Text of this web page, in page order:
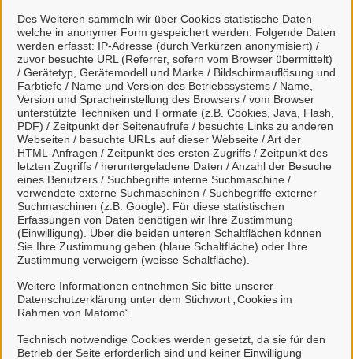
Des Weiteren sammeln wir über Cookies statistische Daten
welche in anonymer Form gespeichert werden. Folgende Daten
werden erfasst: IP-Adresse (durch Verkürzen anonymisiert) /
zuvor besuchte URL (Referrer, sofern vom Browser übermittelt)
/ Gerätetyp, Gerätemodell und Marke / Bildschirmauflösung und
Farbtiefe / Name und Version des Betriebssystems / Name,
Version und Spracheinstellung des Browsers / vom Browser
unterstützte Techniken und Formate (z.B. Cookies, Java, Flash,
PDF) / Zeitpunkt der Seitenaufrufe / besuchte Links zu anderen
Webseiten / besuchte URLs auf dieser Webseite / Art der
HTML-Anfragen / Zeitpunkt des ersten Zugriffs / Zeitpunkt des
letzten Zugriffs / heruntergeladene Daten / Anzahl der Besuche
eines Benutzers / Suchbegriffe interne Suchmaschine /
verwendete externe Suchmaschinen / Suchbegriffe externer
Suchmaschinen (z.B. Google). Für diese statistischen
Erfassungen von Daten benötigen wir Ihre Zustimmung
(Einwilligung). Über die beiden unteren Schaltflächen können
Sie Ihre Zustimmung geben (blaue Schaltfläche) oder Ihre
Zustimmung verweigern (weisse Schaltfläche).
Weitere Informationen entnehmen Sie bitte unserer
Datenschutzerklärung unter dem Stichwort „Cookies im
Rahmen von Matomo“.
Technisch notwendige Cookies werden gesetzt, da sie für den
Betrieb der Seite erforderlich sind und keiner Einwilligung
Viele Leistungen sind an unseren digitalen Postkorb
angeschlossen. Dort haben Sie einen Überblick
über alle gestellten Anliegen und können mit uns
unkompliziert in Kontakt treten.
Weitere Informationen zur BundID finden Sie auf der
FAQ-Seite des Bundes.
Berg- und Universitätsstadt
Clausthal-Zellerfeld